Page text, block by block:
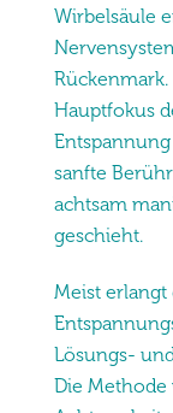
Wirbelsäule
Rückenmark.
Hauptfokus
sanfte
achtsam
geschieht.
Meist
Lösungs-
Die